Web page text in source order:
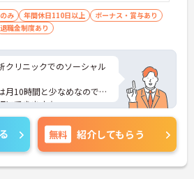
み 年間休日110日以上
ボーナス・賞与あり
退職金制度あり
クリニックでのソーシャル
月10時間と少なめなのでプ
にできます☆
当、年末年始手当など、各
心です♪
接対策ポイントなど、さら
すのでお気軽にご相談くだ
無料 紹介してもらう